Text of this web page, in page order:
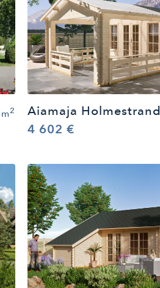
2
Aiamaja Holmestrand
4 602 €